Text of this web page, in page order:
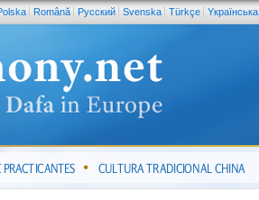
Română Pусский Svenska Türkçe Yкраїнська
CULTURA TRADICIONAL CHINA